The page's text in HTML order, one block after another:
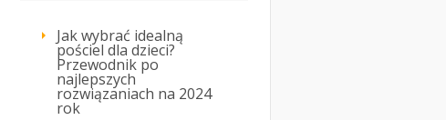
Jak wybrać idealną
pościel dla dzieci?
Przewodnik po
najlepszych
rozwiązaniach na 2024
rok